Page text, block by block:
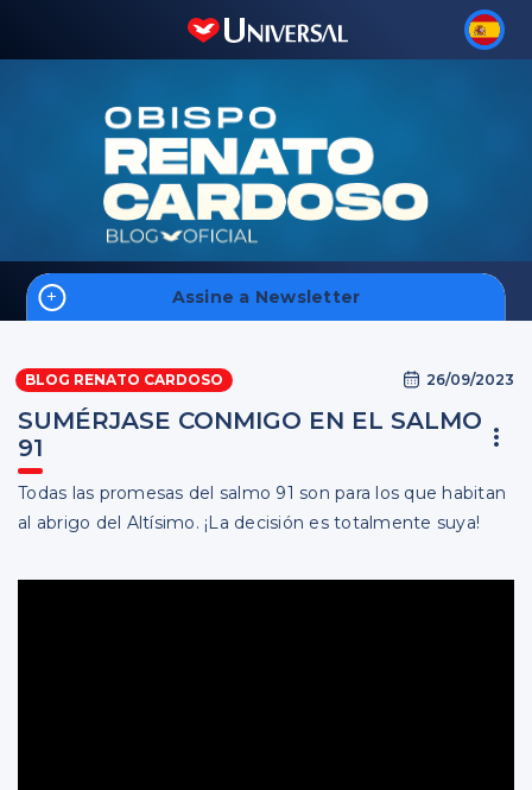
Assine a Newsletter
Inscreva-se
BLOG RENATO CARDOSO
26/09/2023
SUMÉRJASE CONMIGO EN EL SALMO
91
Todas las promesas del salmo 91 son para los que habitan
al abrigo del Altísimo. ¡La decisión es totalmente suya!